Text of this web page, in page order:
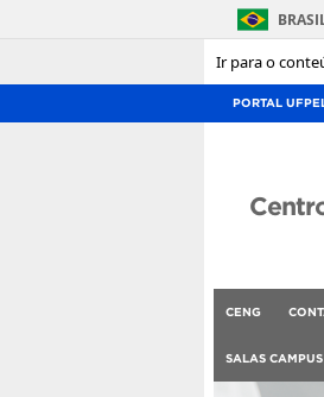
Ir para o
PORTAL
CENG
SALAS